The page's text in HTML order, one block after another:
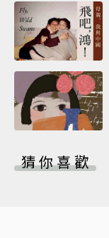
猜你喜歡